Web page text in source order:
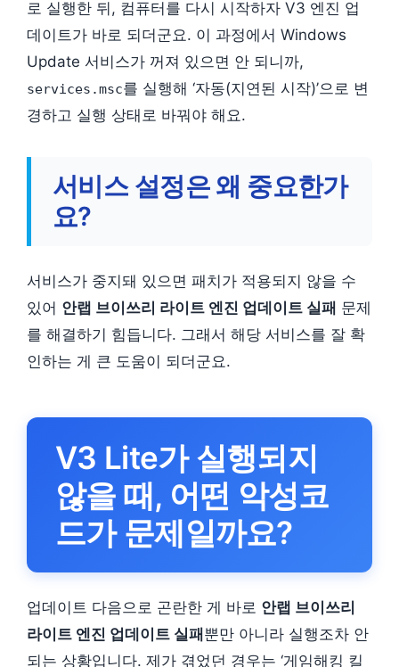
로 실행한 뒤, 컴퓨터를 다시 시작하자 V3 엔진 업
데이트가 바로 되더군요. 이 과정에서 Windows
Update 서비스가 꺼져 있으면 안 되니까,
services.msc를 실행해 ‘자동(지연된 시작)’으로 변
경하고 실행 상태로 바꿔야 해요.
서비스 설정은 왜 중요한가
요?
서비스가 중지돼 있으면 패치가 적용되지 않을 수
있어 안랩 브이쓰리 라이트 엔진 업데이트 실패 문제
를 해결하기 힘듭니다. 그래서 해당 서비스를 잘 확
인하는 게 큰 도움이 되더군요.
V3 Lite가 실행되지
않을 때, 어떤 악성코
드가 문제일까요?
업데이트 다음으로 곤란한 게 바로 안랩 브이쓰리
라이트 엔진 업데이트 실패뿐만 아니라 실행조차 안
되는 상황입니다. 제가 겪었던 경우는 ‘게임해킹 킬